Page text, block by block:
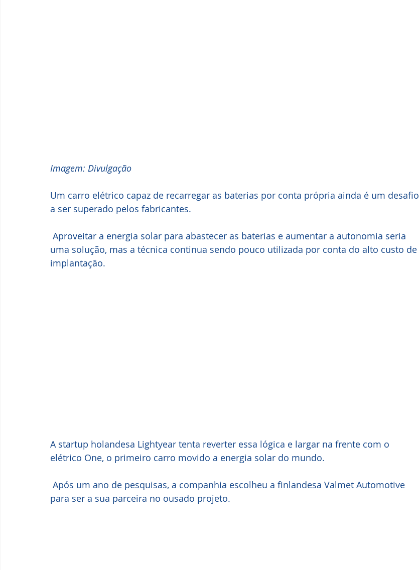
Imagem: Divulgação
Um carro elétrico capaz de recarregar as baterias por conta própria ainda é um desafio
a ser superado pelos fabricantes.
uma solução, mas a técnica continua sendo pouco utilizada por conta do alto custo de
implantação.
A startup holandesa Lightyear tenta reverter essa lógica e largar na frente com o
elétrico One, o primeiro carro movido a energia solar do mundo.
para ser a sua parceira no ousado projeto.